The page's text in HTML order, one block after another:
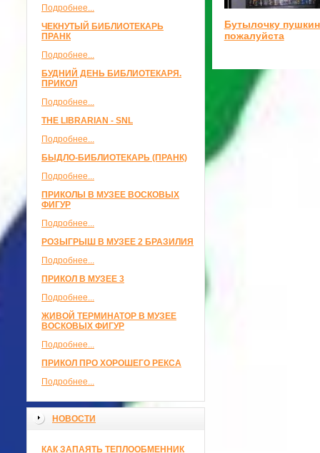
Подробнее...
ЧЕКНУТЫЙ БИБЛИОТЕКАРЬ
ПРАНК
Подробнее...
БУДНИЙ ДЕНЬ БИБЛИОТЕКАРЯ.
ПРИКОЛ
Подробнее...
THE LIBRARIAN - SNL
Подробнее...
БЫДЛО-БИБЛИОТЕКАРЬ (ПРАНК)
Подробнее...
ПРИКОЛЫ В МУЗЕЕ ВОСКОВЫХ
ФИГУР
Подробнее...
РОЗЫГРЫШ В МУЗЕЕ 2 БРАЗИЛИЯ
Подробнее...
ПРИКОЛ В МУЗЕЕ 3
Подробнее...
ЖИВОЙ ТЕРМИНАТОР В МУЗЕЕ
ВОСКОВЫХ ФИГУР
Подробнее...
ПРИКОЛ ПРО ХОРОШЕГО РЕКСА
Подробнее...
НОВОСТИ
КАК ЗАПАЯТЬ ТЕПЛООБМЕННИК
Бутылочку
пожалуйста